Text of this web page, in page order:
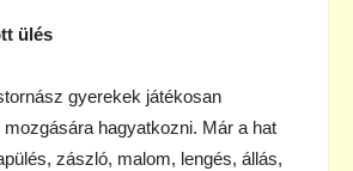
ülés
gyerekek játékosan
mozgására hagyatkozni. Már a hat
zászló, malom, lengés, állás,